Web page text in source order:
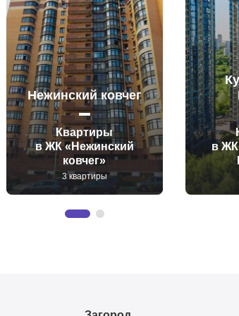
Нежинский ковчег
Квартиры
в ЖК «Нежинский
ковчег»
3 квартиры
в ЖК